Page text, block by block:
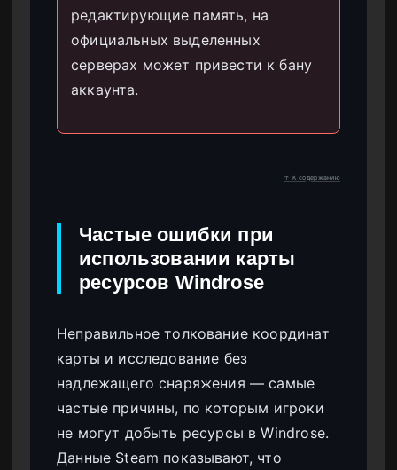
редактирующие память, на
официальных выделенных
серверах может привести к бану
аккаунта.
↑ К содержанию
Частые ошибки при
использовании карты
ресурсов Windrose
Неправильное толкование координат
карты и исследование без
надлежащего снаряжения — самые
частые причины, по которым игроки
не могут добыть ресурсы в Windrose.
Данные Steam показывают, что